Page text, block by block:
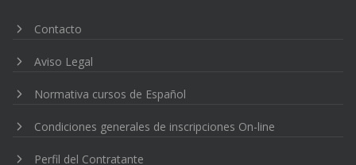
Contacto
Aviso Legal
Normativa cursos de Español
Condiciones generales de inscripciones On-line
Perfil del Contratante